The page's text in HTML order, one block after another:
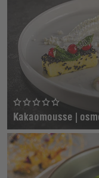
Kakaomousse |